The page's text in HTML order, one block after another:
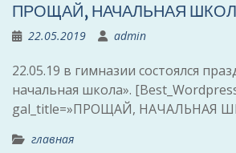
ПРОЩАЙ, НАЧАЛЬНАЯ
22.05.2019 admin
22.05.19 в гимназии состоялся
начальная школа».
gal_title=»ПРОЩАЙ, НАЧАЛЬНАЯ
главная